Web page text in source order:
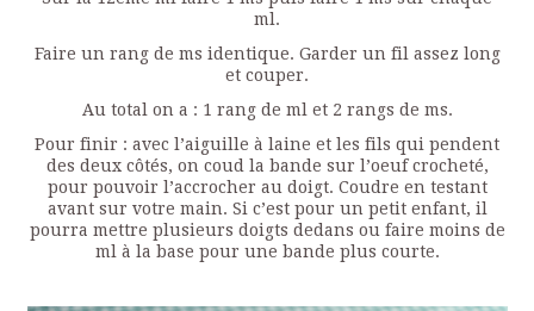
ml.
Faire un rang de ms identique. Garder un fil assez long
et couper.
Au total on a : 1 rang de ml et 2 rangs de ms.
Pour finir : avec l’aiguille à laine et les fils qui pendent
des deux côtés, on coud la bande sur l’oeuf crocheté,
pour pouvoir l’accrocher au doigt. Coudre en testant
avant sur votre main. Si c’est pour un petit enfant, il
pourra mettre plusieurs doigts dedans ou faire moins de
ml à la base pour une bande plus courte.